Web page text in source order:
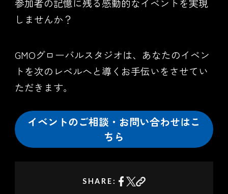
参加者の記憶に残る感動的なイベントを実現
しませんか？
GMOグローバルスタジオは、あなたのイベン
トを次のレベルへと導くお手伝いをさせてい
ただきます。
イベントのご相談・お問い合わせはこ
ちら
SHARE: